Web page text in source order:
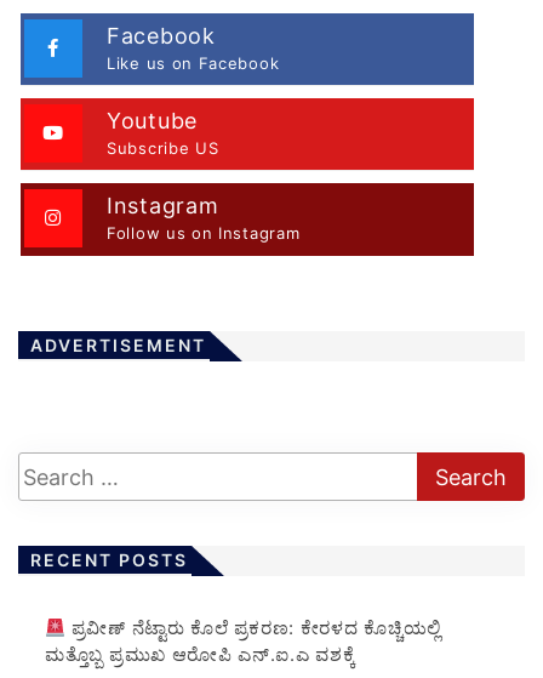
Facebook
Like us on Facebook
Youtube
Subscribe US
Instagram
Follow us on Instagram
ADVERTISEMENT
RECENT POSTS
ಪ್ರವೀಣ್ ನೆಟ್ಟಾರು ಕೊಲೆ ಪ್ರಕರಣ: ಕೇರಳದ ಕೊಚ್ಚಿಯಲ್ಲಿ
ಮತ್ತೊಬ್ಬ ಪ್ರಮುಖ ಆರೋಪಿ ಎನ್.ಐ.ಎ ವಶಕ್ಕೆ